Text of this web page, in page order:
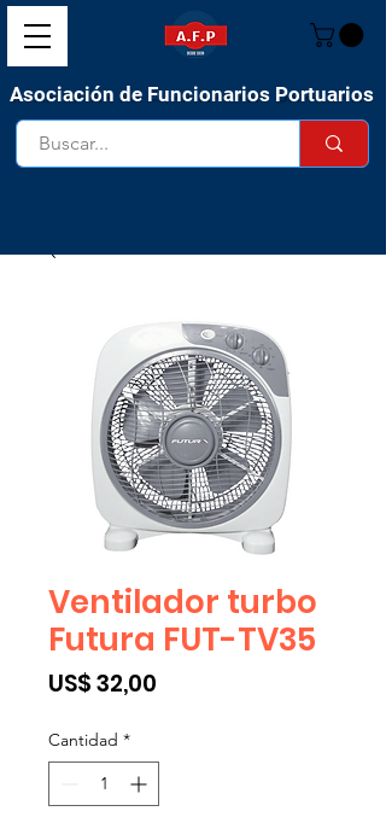
Asociación de Funcionarios Portuarios
Ventilador turbo
Futura FUT-TV35
US$ 32,00
Cantidad *